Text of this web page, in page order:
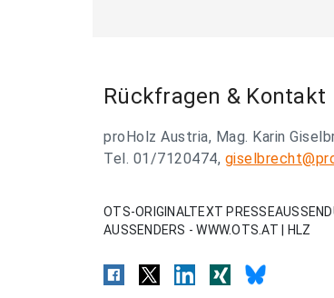
Rückfragen & Kontakt
proHolz Austria, Mag. Karin
Tel. 01/7120474,
OTS-ORIGINALTEXT
AUSSENDERS - WWW.OTS.AT | HLZ